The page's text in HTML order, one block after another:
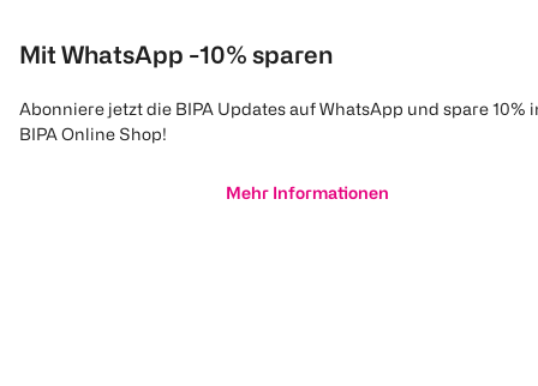
Mit WhatsApp -10% sparen
Abonniere jetzt die BIPA Updates auf WhatsApp und spare 10%
BIPA Online Shop!
Mehr Informationen